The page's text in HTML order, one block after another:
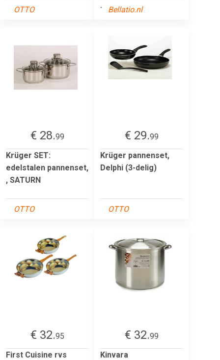
OTTO
.
Bellatio.nl
€ 28.99
Krüger SET:
edelstalen pannenset,
, SATURN
OTTO
€ 29.99
Krüger pannenset,
Delphi (3-delig)
OTTO
€ 32.95
First Cuisine rvs
€ 32.99
Kinvara